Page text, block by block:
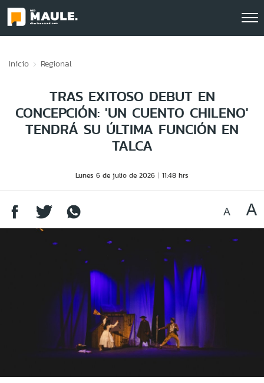
Inicio Regional
TRAS EXITOSO DEBUT EN
CONCEPCIÓN: 'UN CUENTO CHILENO'
TENDRÁ SU ÚLTIMA FUNCIÓN EN
TALCA
Lunes 6 de julio de 2026 11:48 hrs